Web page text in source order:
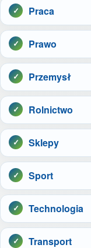
Praca
Prawo
Przemysł
Rolnictwo
Sklepy
Sport
Technologia
Transport